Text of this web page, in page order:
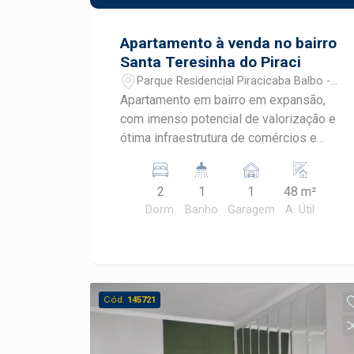
Apartamento à venda no bairro
Santa Teresinha do Piraci
Parque Residencial Piracicaba Balbo -
Piracicaba/SP
Apartamento em bairro em expansão,
com imenso potencial de valorização e
ótima infraestrutura de comércios e
Supermercado Alto Giro, Drogaria
Gonsalves, Padaria LoLoPan e muito
mais, além do fácil acesso à Rodovia
social; - 1 vaga de garagem. O
condomínio conta com salão de jogos,
espaço pet, 2 playgrounds, piscina
adulto e infantil e mini mercado. Agende
2
Dorm.
1
Banho
1
Garagem
48 m²
A. Útil
Cód. 145721